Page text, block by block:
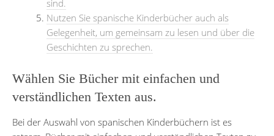
sind.
Nutzen Sie spanische Kinderbücher auch als
Gelegenheit, um gemeinsam zu lesen und über die
Geschichten zu sprechen.
Wählen Sie Bücher mit einfachen und
verständlichen Texten aus.
Bei der Auswahl von spanischen Kinderbüchern ist es